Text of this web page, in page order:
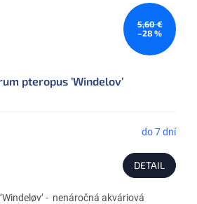
5,60 €
–28 %
pteropus ’Windelov’
do 7 dní
DETAIL
- nenáročná akváriová